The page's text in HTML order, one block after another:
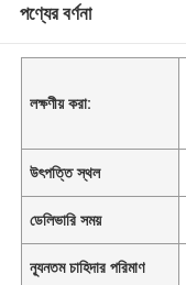
পণ্যের বর্ণনা
লক্ষণীয় করা:
উৎপত্তি স্থল
ডেলিভারি সময়
ন্যূনতম চাহিদার পরিমাণ